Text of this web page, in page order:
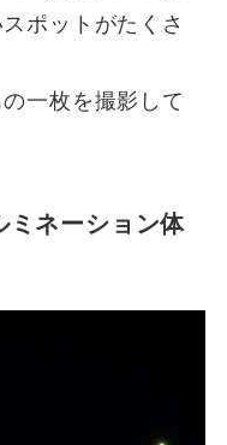
ポットがたくさ
一枚を撮影して
ミネーション体